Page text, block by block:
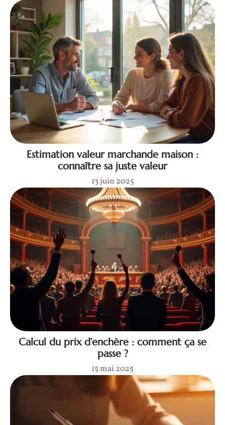
Estimation valeur marchande maison :
connaître sa juste valeur
13 juin 2025
Calcul du prix d’enchère : comment ça se
passe ?
15 mai 2025